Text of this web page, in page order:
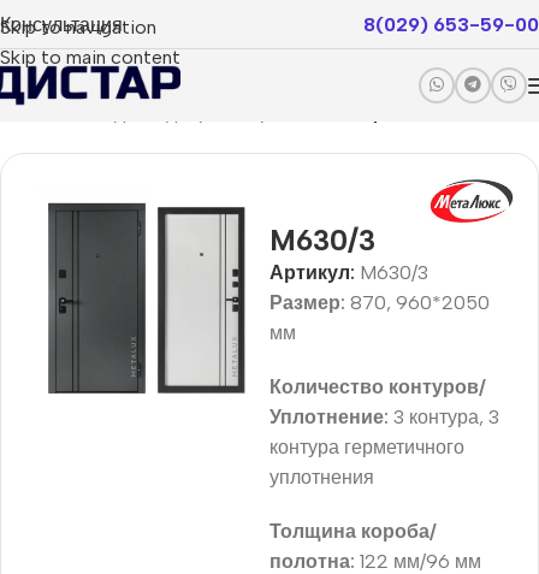
Skip to navigation
Skip to main content
Консультация 8(029) 653-59-00
Главная
M630/3
Артикул: M630/3
Размер: 870, 960*2050
мм
Количество контуров/
Уплотнение: 3 контура, 3
контура герметичного
уплотнения
Толщина короба/
полотна: 122 мм/96 мм